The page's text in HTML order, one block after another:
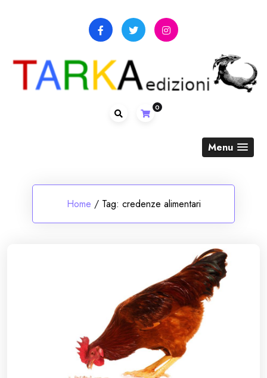
0
Menu
Home / Tag: credenze alimentari